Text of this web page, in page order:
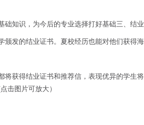
础知识，为今后的专业选择打好基础三、结
发的结业证书。夏校经历也能对他们获得
将获得结业证书和推荐信，表现优异的学生
击图片可放大）